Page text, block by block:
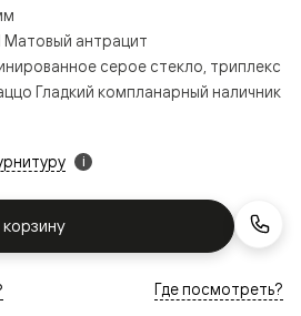
i
антрацит
серое стекло, триплекс
Гладкий компланарный наличник
Где посмотреть?